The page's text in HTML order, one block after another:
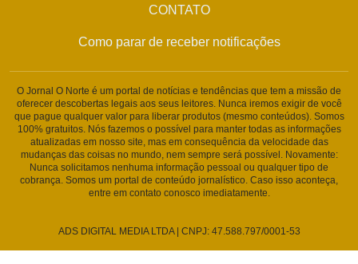
CONTATO
Como parar de receber notificações
O Jornal O Norte é um portal de notícias e tendências que tem a missão de
oferecer descobertas legais aos seus leitores. Nunca iremos exigir de você
que pague qualquer valor para liberar produtos (mesmo conteúdos). Somos
100% gratuitos. Nós fazemos o possível para manter todas as informações
atualizadas em nosso site, mas em consequência da velocidade das
mudanças das coisas no mundo, nem sempre será possível. Novamente:
Nunca solicitamos nenhuma informação pessoal ou qualquer tipo de
cobrança. Somos um portal de conteúdo jornalístico. Caso isso aconteça,
entre em contato conosco imediatamente.
ADS DIGITAL MEDIA LTDA | CNPJ: 47.588.797/0001-53